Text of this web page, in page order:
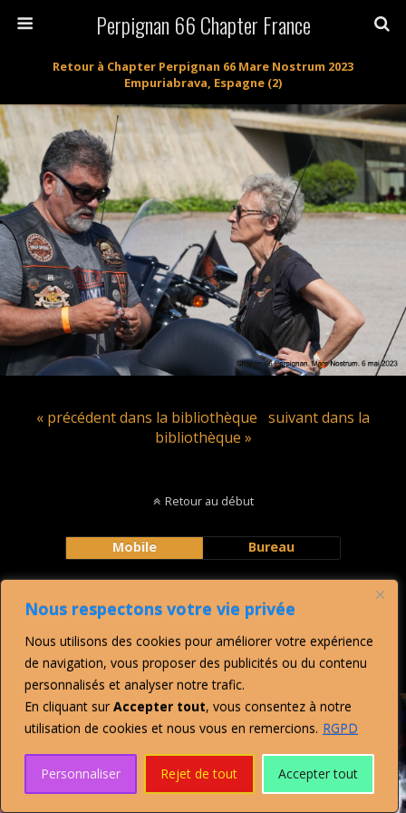
Nous respectons votre vie privée
Nous utilisons des cookies pour améliorer votre expérience
de navigation, vous proposer des publicités ou du contenu
personnalisés et analyser notre trafic.
En cliquant sur Accepter tout, vous consentez à notre
utilisation de cookies et nous vous en remercions. RGPD
Personnaliser Rejet de tout Accepter tout
Perpignan 66 Chapter France
Retour à Chapter Perpignan 66 Mare Nostrum 2023
Empuriabrava, Espagne (2)
« précédent dans la bibliothèque suivant dans la
bibliothèque »
Retour au début
Mobile Bureau
3 guests, 40 bots, 0 members
All time: 483 at 24-05-2026 07:23 pm
Max visitors today: 50 at 03:36 am
This month: 87 at 01-08-2026 05:25 am
This year: 483 at 24-05-2026 07:23 pm